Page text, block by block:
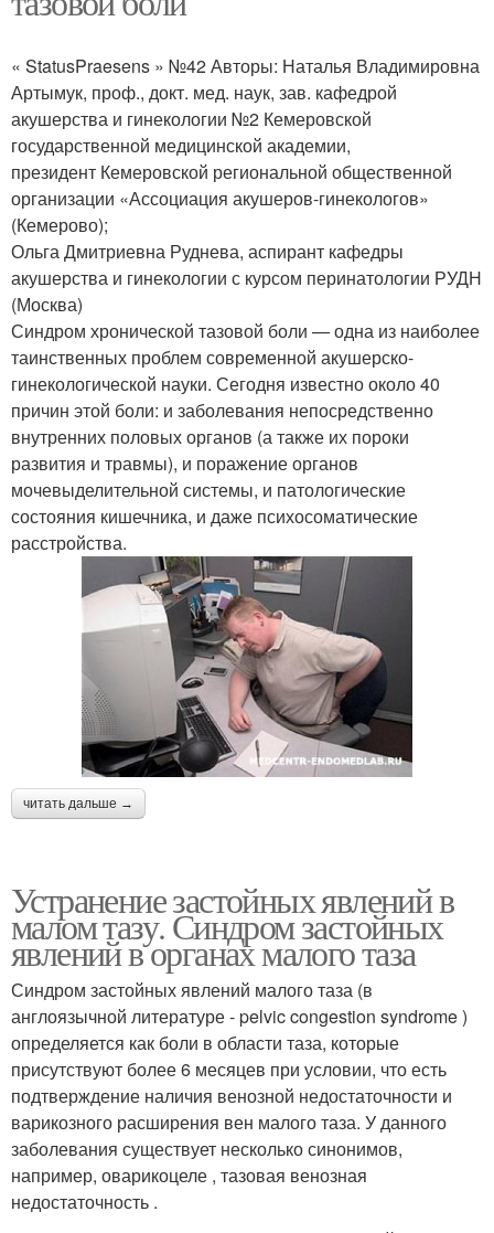
« StatusPraesens » №42 Авторы: Наталья Владимировна
Артымук, проф., докт. мед. наук, зав. кафедрой
акушерства и гинекологии №2 Кемеровской
государственной медицинской академии,
президент Кемеровской региональной общественной
организации «Ассоциация акушеров-гинекологов»
(Кемерово);
Ольга Дмитриевна Руднева, аспирант кафедры
акушерства и гинекологии с курсом перинатологии РУДН
(Москва)
Синдром хронической тазовой боли — одна из наиболее
таинственных проблем современной акушерско-
гинекологической науки. Сегодня известно около 40
причин этой боли: и заболевания непосредственно
внутренних половых органов (а также их пороки
развития и травмы), и поражение органов
мочевыделительной системы, и патологические
состояния кишечника, и даже психосоматические
расстройства.
читать дальше →
Устранение застойных явлений в
малом тазу. Синдром застойных
явлений в органах малого таза
Синдром застойных явлений малого таза (в
англоязычной литературе - pelvic congestion syndrome )
определяется как боли в области таза, которые
присутствуют более 6 месяцев при условии, что есть
подтверждение наличия венозной недостаточности и
варикозного расширения вен малого таза. У данного
заболевания существует несколько синонимов,
например, оварикоцеле , тазовая венозная
недостаточность .